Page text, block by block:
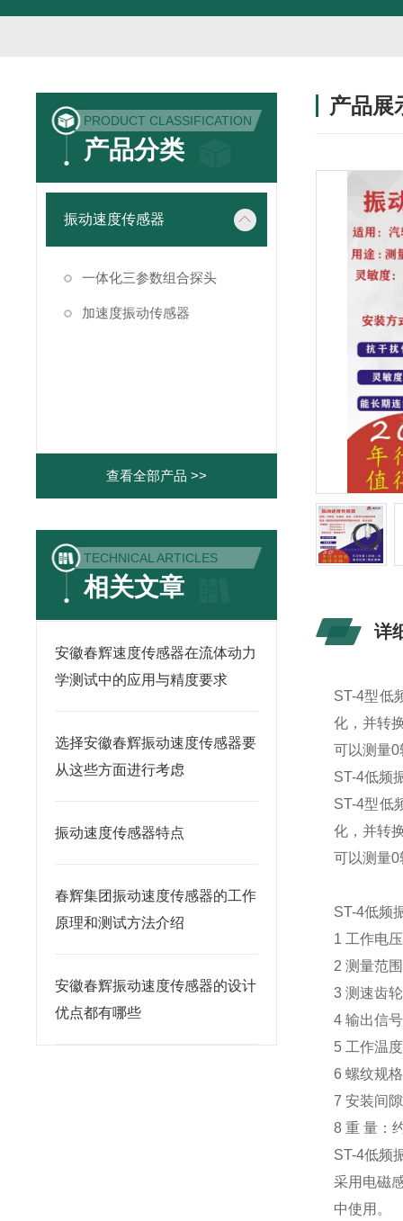
PRODUCT CLASSIFICATION
产品分类
振动速度传感器
一体化三参数组合探头
加速度振动传感器
查看全部产品 >>
TECHNICAL ARTICLES
相关文章
安徽春辉速度传感器在流体动力
学测试中的应用与精度要求
选择安徽春辉振动速度传感器要
从这些方面进行考虑
振动速度传感器特点
春辉集团振动速度传感器的工作
原理和测试方法介绍
安徽春辉振动速度传感器的设计
优点都有哪些
产品展
详
ST-4型低
化，并转
可以测量
ST-4低频
ST-4型低
化，并转
可以测量
ST-4低频
1 工作电
2 测量范
3 测速齿
4 输出信
5 工作温
6 螺纹规
7 安装间
8 重 量：
ST-4低频
采用电磁
中使用。